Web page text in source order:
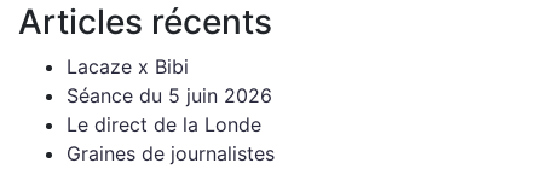
Articles récents
Lacaze x Bibi
Séance du 5 juin 2026
Le direct de la Londe
Graines de journalistes